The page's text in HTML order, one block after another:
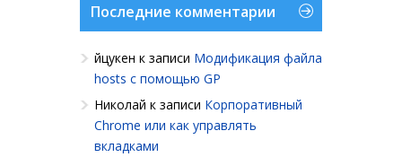
Последние комментарии
йцукен к записи Модификация файла
hosts с помощью GP
Николай к записи Корпоративный
Chrome или как управлять
вкладками